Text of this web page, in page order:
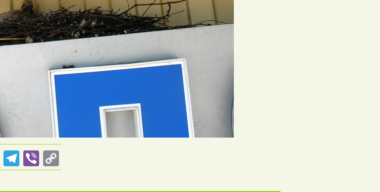
Telegram
ViberCopy
Link